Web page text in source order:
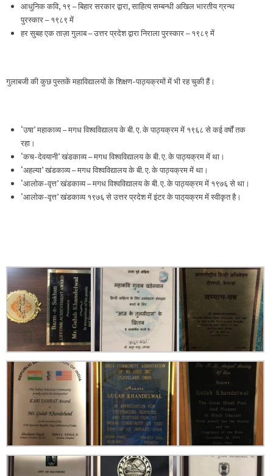
आधुनिक कवि, १९ – बिहार सरकार द्वारा, साहित्य सम्बन्धी अखिल भारतीय ग्रन्थ
पुरस्कार – १९८९ में
हर सुबह एक ताज़ा गुलाब – उत्तर प्रदेश द्वारा निराला पुरस्कार – १९८९ में
गुलाबजी की कुछ पुस्तकें महाविद्यालयों के शिक्षण-पाठ्यक्रमों में भी रह चुकी हैं।
‘उषा’ महाकाव्य – मगध विश्वविद्यालय के बी. ए. के पाठ्यक्रम में १९६८ से कई वर्षों तक
रहा।
‘कच-देवयानी’ खंडकाव्य – मगध विश्वविद्यालय के बी. ए. के पाठ्यक्रम में था।
‘अहल्या’ खंडकाव्य – मगध विश्वविद्यालय के बी. ए. के पाठ्यक्रम में था।
‘आलोक-वृत्त’ खंडकाव्य – मगध विश्वविद्यालय के बी. ए. के पाठ्यक्रम में १९७६ से था।
‘आलोक-वृत्त’ खंडकाव्य १९७६ से उत्तर प्रदेश में इंटर के पाठ्‌यक्रम में स्वीकृत है।